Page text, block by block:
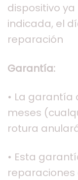
dispositivo
indicada, el
reparación
Garantía:
• La garantía
meses
rotura
• Esta